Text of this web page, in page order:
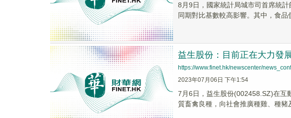
8月9日，國家統計局城市司首席統
同期對比基數較高影響。其中，食品
益生股份：目前正在大力發
https://www.finet.hk/newscenter/
2023年07月06日 下午1:54
7月6日，益生股份(002458.SZ)在互
質畜禽良種，向社會推廣種雞、種豬